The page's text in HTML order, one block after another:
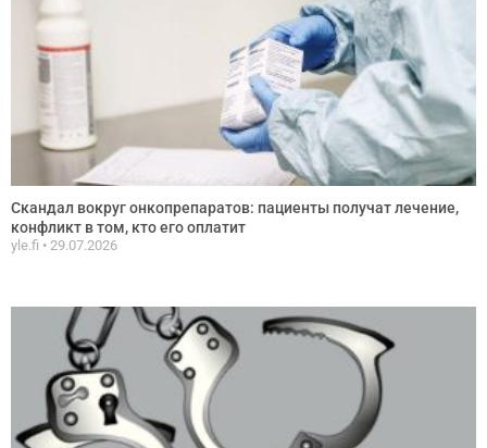
Скандал вокруг онкопрепаратов: пациенты получат лечение,
конфликт в том, кто его оплатит
yle.fi 29.07.2026